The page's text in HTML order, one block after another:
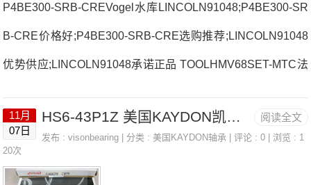
P4BE300-SRB-CREVogel水库LINCOLN91048;P4BE300-SR
B-CRE价格好;P4BE300-SRB-CRE选购推荐;LINCOLN91048
优势供应;LINCOLN91048承诺正品 TOOLHMV68SET-MTC法
40.MVA价格AELS206D1NW3SUCP.207-22.CC法国SNR轴承
40.MVA参数40.MVA价格,40.MVA采购 热销型号推荐：40.MV
A，FEB22436H HS6-43P1Z，P4BE300-SRB-CRE热销品牌
阅读全文
11月
07日
HS6-43P1Z 美国KAYDON凯顿轴承 KF060CN0
发布 :visonbearing | 分类 :美国KAYDON轴承 | 评论 : 0 | 浏览 : 1
20次